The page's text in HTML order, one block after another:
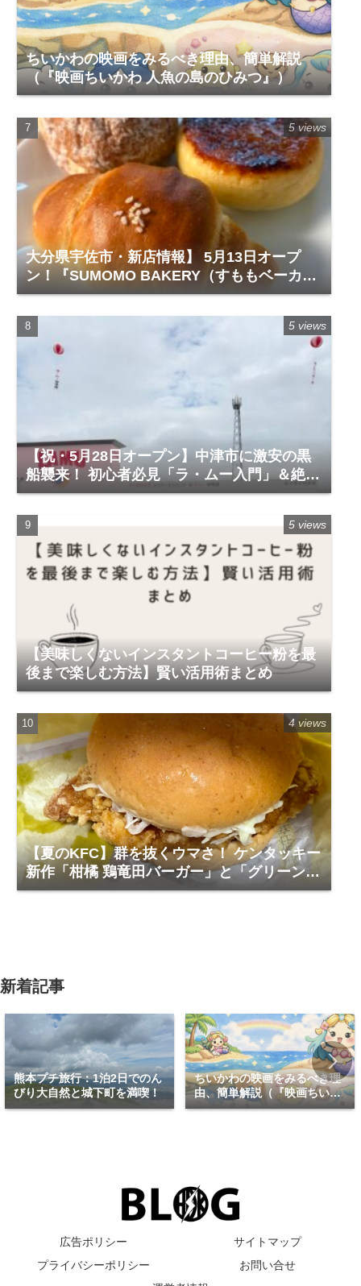
ちいかわの映画をみるべき理由、簡単解説
（『映画ちいかわ 人魚の島のひみつ』）
大分県宇佐市・新店情報】 5月13日オープ
ン！『SUMOMO BAKERY（すももベーカリ
ー）』レビュー
5 views
【祝・5月28日オープン】中津市に激安の黒
船襲来！ 初心者必見「ラ・ムー入門」＆絶対
に買うべき神商品
5 views
【美味しくないインスタントコーヒー粉を最
後まで楽しむ方法】賢い活用術まとめ
5 views
【夏のKFC】群を抜くウマさ！ ケンタッキー
新作「柑橘 鶏竜田バーガー」と「グリーンホ
ットチキン」で夏を食らう
4 views
新着記事
熊本プチ旅行：1泊2日でのん
びり大自然と城下町を満喫！
ちいかわの映画をみるべき理
由、簡単解説（『映画ちいか
わ 人魚の島のひみつ』）
広告ポリシー
サイトマップ
プライバシーポリシー
お問い合せ